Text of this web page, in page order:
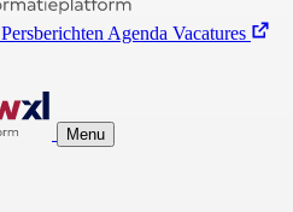
Persberichten Agenda Vacatures
Menu